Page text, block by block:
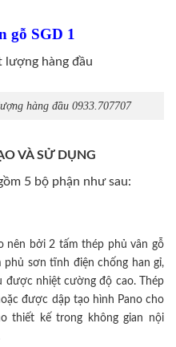
gỗ SGD 1
hàng đầu 0933.707707
VÀ SỬ DỤNG
5 bộ phận như sau:
nên bởi 2 tấm thép phủ vân gỗ
sơn tĩnh điện chống han gỉ,
được nhiệt cường độ cao. Thép
được dập tạo hình Pano cho
thiết kế trong không gian nội